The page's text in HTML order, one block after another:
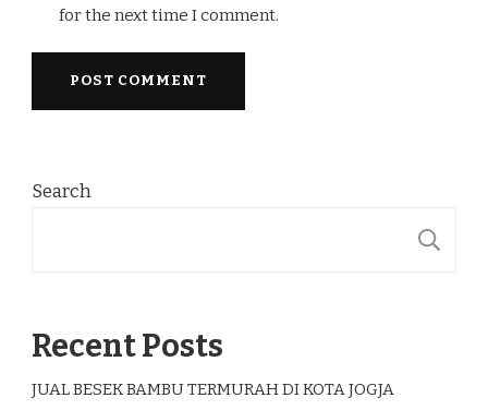
for the next time I comment.
Search
Recent Posts
JUAL BESEK BAMBU TERMURAH DI KOTA JOGJA